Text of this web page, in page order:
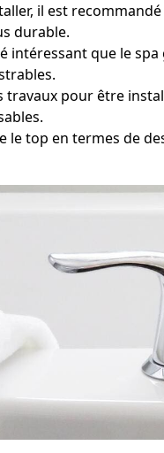
il est
durable.
intéressant que le
travaux pour être
le top en termes de